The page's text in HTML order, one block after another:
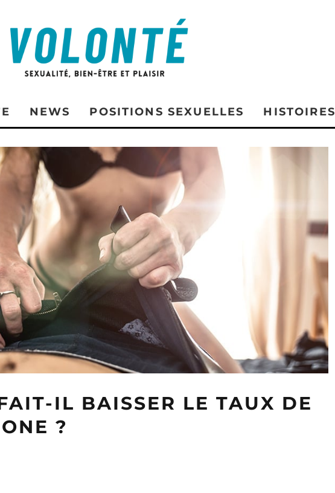
NEWS POSITIONS SEXUELLES HISTOIRES
IL BAISSER LE TAUX DE
?